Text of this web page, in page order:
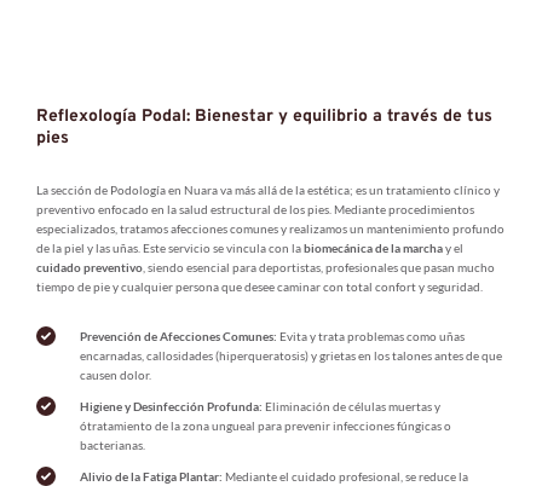
Reflexología Podal: Bienestar y equilibrio a través de tus
pies
La sección de Podología en Nuara va más allá de la estética; es un tratamiento clínico y
preventivo enfocado en la salud estructural de los pies. Mediante procedimientos
especializados, tratamos afecciones comunes y realizamos un mantenimiento profundo
de la piel y las uñas. Este servicio se vincula con la biomecánica de la marcha
cuidado preventivo , siendo esencial para deportistas, profesionales que pasan mucho
tiempo de pie y cualquier persona que desee caminar con total confort y seguridad.
Prevención de Afecciones Comunes: Evita y trata problemas como uñas
encarnadas, callosidades (hiperqueratosis) y grietas en los talones antes de que
causen dolor.
Higiene y Desinfección Profunda: Eliminación de células muertas y
ótratamiento de la zona ungueal para prevenir infecciones fúngicas o
bacterianas.
Alivio de la Fatiga Plantar: Mediante el cuidado profesional, se reduce la